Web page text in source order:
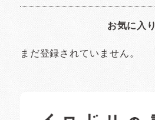
お気に入り
まだ登録されていません。
日常の様子など随時更新中です。